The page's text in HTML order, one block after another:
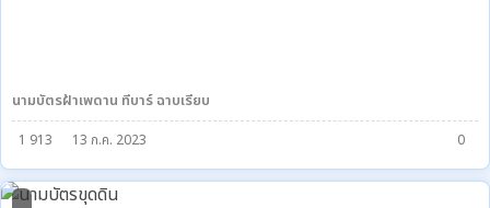
นามบัตรฝ้าเพดาน ทีบาร์ ฉาบเรียบ
1 913 13 ก.ค. 2023 0